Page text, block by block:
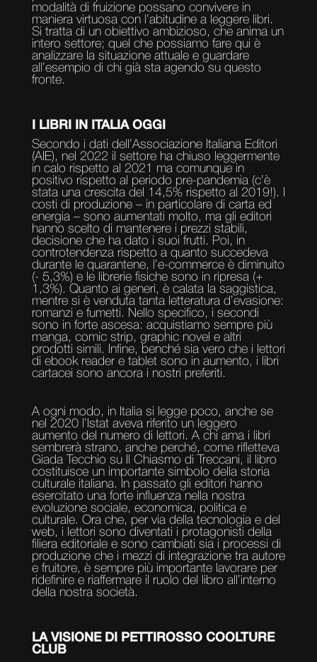
modalità di fruizione possano convivere in
maniera virtuosa con l’abitudine a leggere libri.
Si tratta di un obiettivo ambizioso, che anima un
intero settore; quel che possiamo fare qui è
analizzare la situazione attuale e guardare
all’esempio di chi già sta agendo su questo
fronte.
I LIBRI IN ITALIA OGGI
Secondo i dati dell’Associazione Italiana Editori
(AIE), nel 2022 il settore ha chiuso leggermente
in calo rispetto al 2021 ma comunque in
positivo rispetto al periodo pre-pandemia (c’è
stata una crescita del 14,5% rispetto al 2019!). I
costi di produzione – in particolare di carta ed
energia – sono aumentati molto, ma gli editori
hanno scelto di mantenere i prezzi stabili,
decisione che ha dato i suoi frutti. Poi, in
controtendenza rispetto a quanto succedeva
durante le quarantene, l’e-commerce è diminuito
(- 5,3%) e le librerie fisiche sono in ripresa (+
1,3%). Quanto ai generi, è calata la saggistica,
mentre si è venduta tanta letteratura d’evasione:
romanzi e fumetti. Nello specifico, i secondi
sono in forte ascesa: acquistiamo sempre più
manga, comic strip, graphic novel e altri
prodotti simili. Infine, benché sia vero che i lettori
di ebook reader e tablet sono in aumento, i libri
cartacei sono ancora i nostri preferiti.
A ogni modo, in Italia si legge poco, anche se
nel 2020 l’Istat aveva riferito un leggero
aumento del numero di lettori. A chi ama i libri
sembrerà strano, anche perché, come rifletteva
Giada Tecchio su Il Chiasmo di Treccani, il libro
costituisce un importante simbolo della storia
culturale italiana. In passato gli editori hanno
esercitato una forte influenza nella nostra
evoluzione sociale, economica, politica e
culturale. Ora che, per via della tecnologia e del
web, i lettori sono diventati i protagonisti della
filiera editoriale e sono cambiati sia i processi di
produzione che i mezzi di integrazione tra autore
e fruitore, è sempre più importante lavorare per
ridefinire e riaffermare il ruolo del libro all’interno
della nostra società.
LA VISIONE DI PETTIROSSO COOLTURE
CLUB